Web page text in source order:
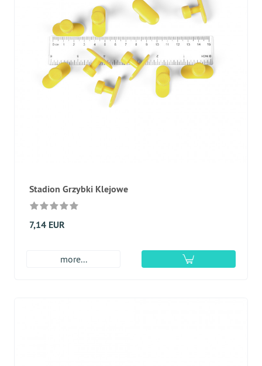
Stadion Grzybki Klejowe
7,14 EUR
more...